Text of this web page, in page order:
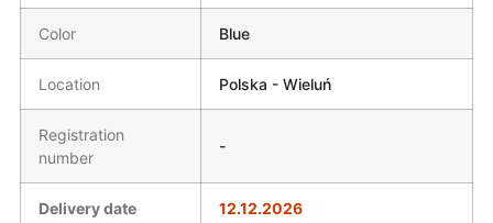
Color Blue
Location Polska - Wieluń
Registration
number
-
Delivery date 12.12.2026